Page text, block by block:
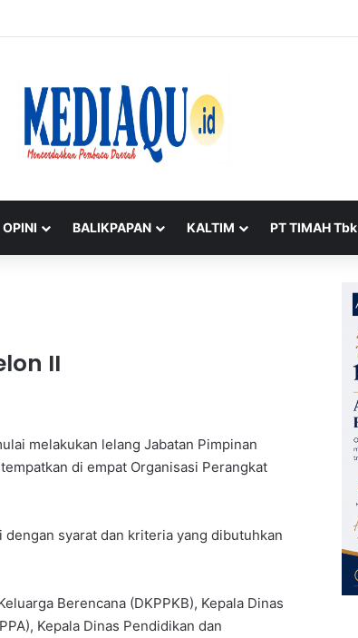
di Beltim, Imbau Jaga Kondusifitas
OPINI BALIKPAPAN KALTIM PT TIMAH Tbk
II
melakukan lelang Jabatan Pimpinan
di empat Organisasi Perangkat
syarat dan kriteria yang dibutuhkan
Berencana (DKPPKB), Kepala Dinas
Kepala Dinas Pendidikan dan